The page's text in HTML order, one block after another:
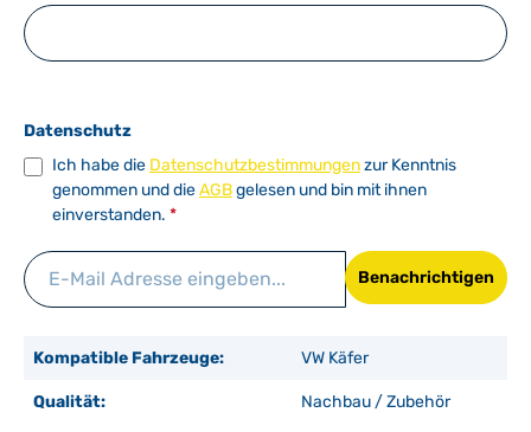
Datenschutz
Ich habe die Datenschutzbestimmungenzur Kenntnis
genommen und dieAGBgelesen und bin mit ihnen
einverstanden. *
Benachrichtigen
Kompatible Fahrzeuge: VW Käfer
Qualität: Nachbau / Zubehör